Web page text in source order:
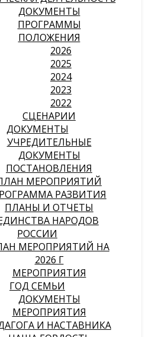
ДОКУМЕНТЫ
ПРОГРАММЫ
ПОЛОЖЕНИЯ
2026
2025
2024
2023
2022
СЦЕНАРИИ
ДОКУМЕНТЫ
УЧРЕДИТЕЛЬНЫЕ
ДОКУМЕНТЫ
ПОСТАНОВЛЕНИЯ
МЕРОПРИЯТИЙ
РАЗВИТИЯ
ПЛАНЫ И ОТЧЕТЫ
НАРОДОВ
РОССИИ
МЕРОПРИЯТИЙ НА
2026 Г
МЕРОПРИЯТИЯ
ГОД СЕМЬИ
ДОКУМЕНТЫ
МЕРОПРИЯТИЯ
И НАСТАВНИКА